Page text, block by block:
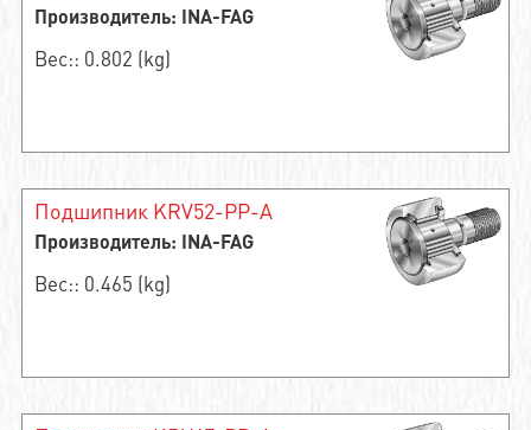
Производитель: INA-FAG
Вес:: 0.802 (kg)
Подшипник KRV52-PP-A
Производитель: INA-FAG
Вес:: 0.465 (kg)